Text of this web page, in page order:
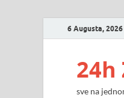
6 Augusta, 2026
24h
sve na